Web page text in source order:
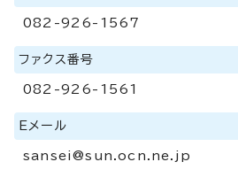
082-926-1567
ファクス番号
082-926-1561
Eメール
sansei@sun.ocn.ne.jp